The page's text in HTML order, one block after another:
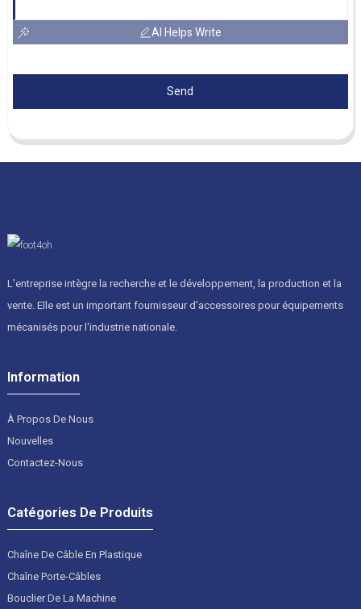
AI Helps Write
Send
L'entreprise intègre la recherche et le développement, la production et la
vente. Elle est un important fournisseur d'accessoires pour équipements
mécanisés pour l'industrie nationale.
Information
À Propos De Nous
Nouvelles
Contactez-Nous
Catégories De Produits
Chaîne De Câble En Plastique
Chaîne Porte-Câbles
Bouclier De La Machine